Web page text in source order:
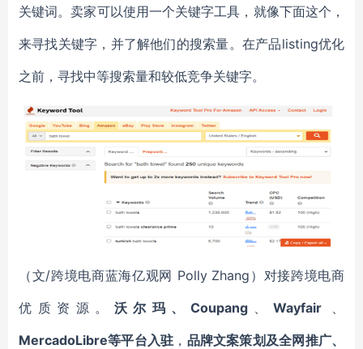
关键词。卖家可以使用一个关键字工具，就像下面这个，
来寻找关键字，并了解他们的搜索量。在产品listing优化
之前，寻找中等搜索量和较低竞争关键字。
（文/跨境电商蓝海亿观网 Polly Zhang）对接跨境电商
优质资源。 沃尔玛、Coupang、 Wayfair、
MercadoLibre等平台入驻 ， 品牌文案策划及全网推广、